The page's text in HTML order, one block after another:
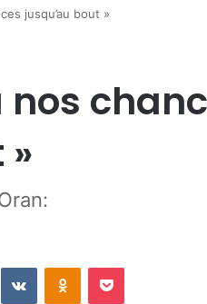
jusqu’au bout »
nos
VKontakteOdnoklassniki
Pocket